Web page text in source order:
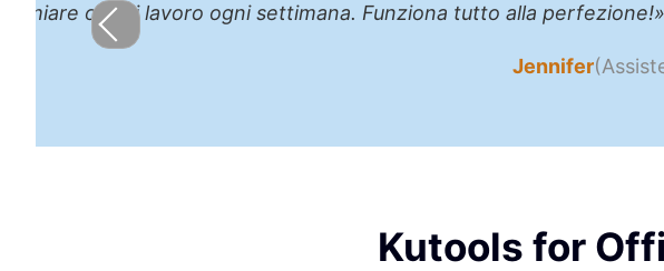
erano già straordinari — avere tutti e cinque gli
Kutools for